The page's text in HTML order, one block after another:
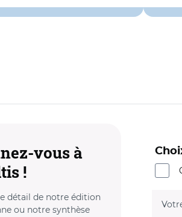
vous à
!
détail de notre édition
ou notre synthèse